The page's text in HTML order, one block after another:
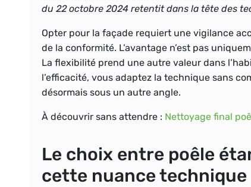
du 22 octobre 2024 retentit dans la tête des
Opter pour la façade requiert une vigilance
de la conformité. L’avantage n’est pas
La flexibilité prend une autre valeur dans
l’efficacité, vous adaptez la technique sans
désormais sous un autre angle.
À découvrir sans attendre : Nettoyage final
Le choix entre poêle
cette nuance technique